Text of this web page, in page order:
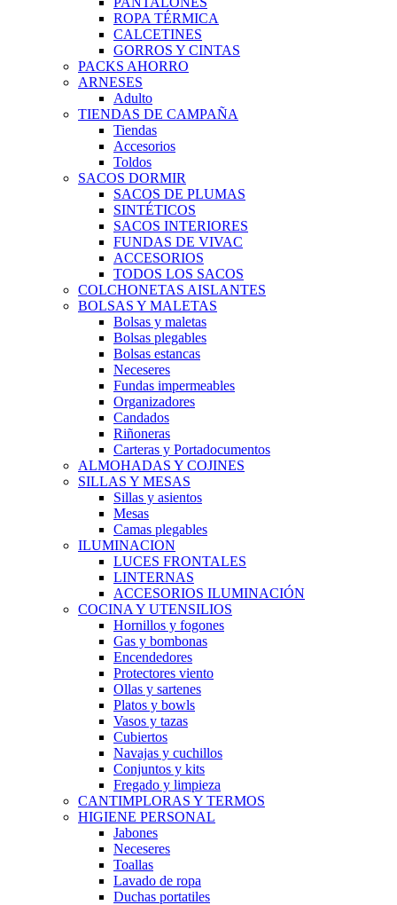
ROPA TÉRMICA
CALCETINES
GORROS Y CINTAS
PACKS AHORRO
ARNESES
Adulto
TIENDAS DE CAMPAÑA
Tiendas
Accesorios
Toldos
SACOS DORMIR
SACOS DE PLUMAS
SINTÉTICOS
SACOS INTERIORES
FUNDAS DE VIVAC
ACCESORIOS
TODOS LOS SACOS
COLCHONETAS AISLANTES
BOLSAS Y MALETAS
Bolsas y maletas
Bolsas plegables
Bolsas estancas
Neceseres
Fundas impermeables
Organizadores
Candados
Riñoneras
Carteras y Portadocumentos
ALMOHADAS Y COJINES
SILLAS Y MESAS
Sillas y asientos
Mesas
Camas plegables
ILUMINACION
LUCES FRONTALES
LINTERNAS
ACCESORIOS ILUMINACIÓN
COCINA Y UTENSILIOS
Hornillos y fogones
Gas y bombonas
Encendedores
Protectores viento
Ollas y sartenes
Platos y bowls
Vasos y tazas
Cubiertos
Navajas y cuchillos
Conjuntos y kits
Fregado y limpieza
CANTIMPLORAS Y TERMOS
HIGIENE PERSONAL
Jabones
Neceseres
Toallas
Lavado de ropa
Duchas portatiles